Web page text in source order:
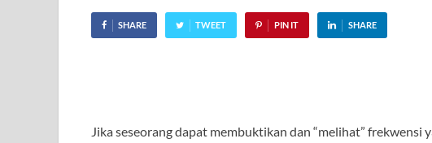
SHARE TWEET PIN IT SHARE
Jika seseorang dapat membuktikan dan “melihat”